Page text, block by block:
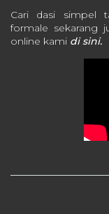
Cari dasi simpel
formale sekarang
online kami di sini.